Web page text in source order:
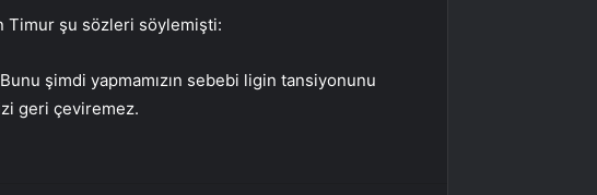
Timur şu sözleri söylemişti:
şimdi yapmamızın sebebi ligin tansiyonunu
geri çeviremez.